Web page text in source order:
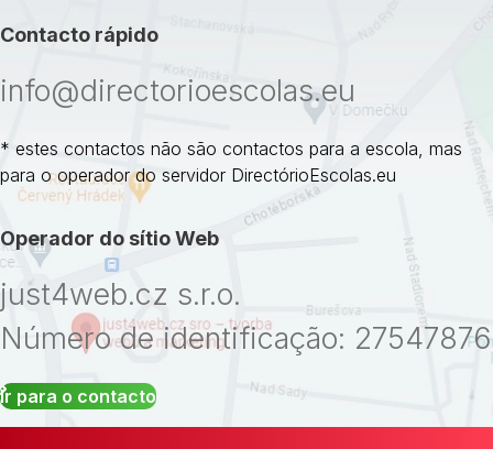
Contacto rápido
info@directorioescolas.eu
* estes contactos não são contactos para a escola, mas
para o operador do servidor DirectórioEscolas.eu
Operador do sítio Web
just4web.cz s.r.o.
Número de identificação: 27547876
Ir para o contacto